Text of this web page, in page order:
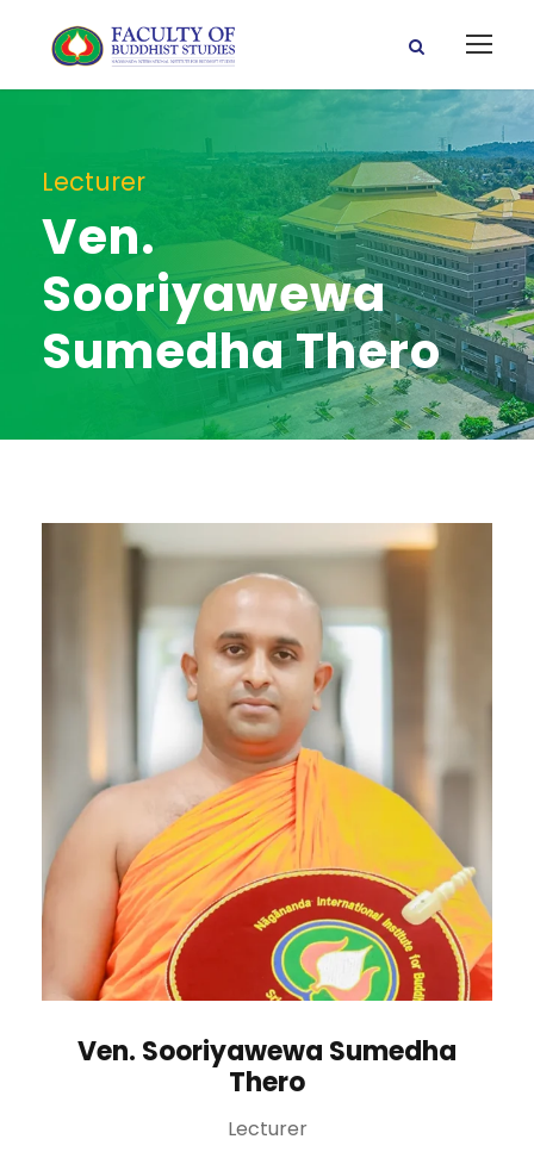
Lecturer
Ven.
Sooriyawewa
Sumedha Thero
Ven. Sooriyawewa Sumedha
Thero
Lecturer